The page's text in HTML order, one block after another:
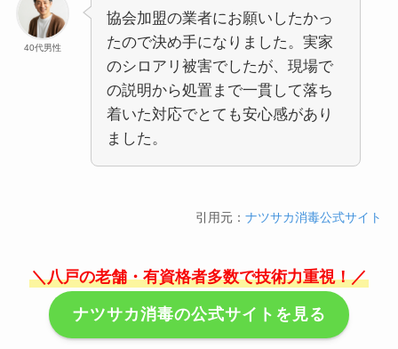
40代男性
協会加盟の業者にお願いしたかっ
たので決め手になりました。実家
のシロアリ被害でしたが、現場で
の説明から処置まで一貫して落ち
着いた対応でとても安心感があり
ました。
引用元：ナツサカ消毒公式サイト
＼八戸の老舗・有資格者多数で技術力重視！／
ナツサカ消毒の公式サイトを見る